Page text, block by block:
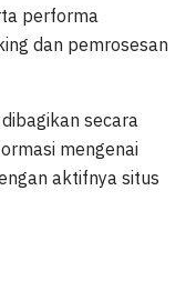
performa
dan pemrosesan
secara
mengenai
aktifnya situs